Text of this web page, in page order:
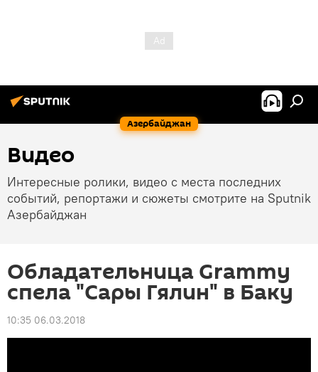
Азербайджан
Видео
Интересные ролики, видео с места последних
событий, репортажи и сюжеты смотрите на Sputnik
Азербайджан
Обладательница Grammy
спела "Сары Гялин" в Баку
10:35 06.03.2018